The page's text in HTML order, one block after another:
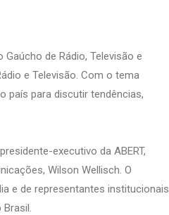
de Rádio, Televisão e
e Televisão. Com o tema
país para discutir tendências,
executivo da ABERT,
Wilson Wellisch. O
e de representantes institucionais